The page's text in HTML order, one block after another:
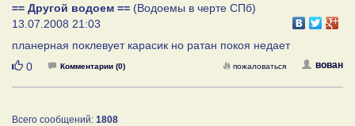
== Другой водоем == (Водоемы в черте СПб)
13.07.2008 21:03
планерная поклевует карасик но ратан покоя недает
Нравится
0 Комментарии (0) вован
пожаловаться
Всего сообщений: 1808